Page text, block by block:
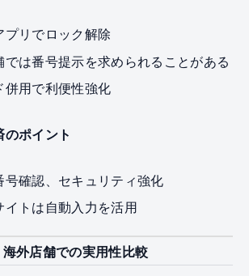
プリでロック解除
では番号提示を求められることがある
併用で利便性強化
のポイント
号確認、セキュリティ強化
イトは自動入力を活用
外店舗での実用性比較